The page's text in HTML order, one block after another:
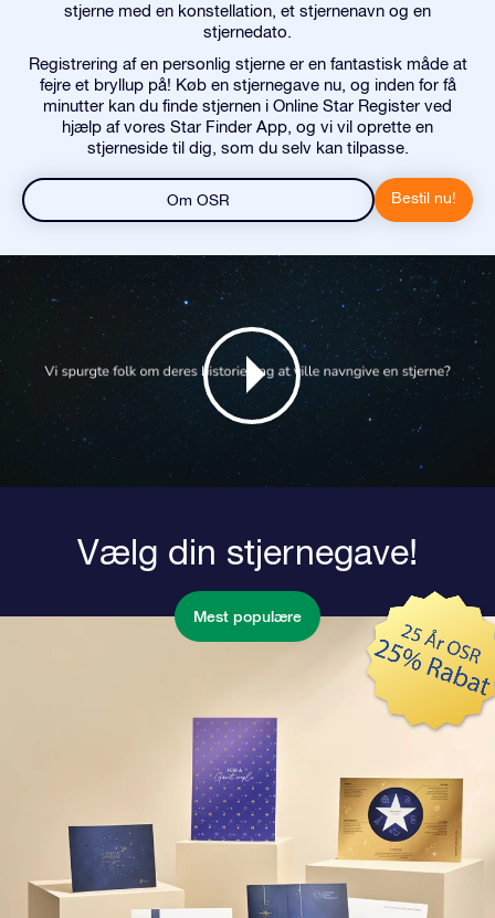
stjerne med en konstellation, et stjernenavn og en
stjernedato.
Registrering af en personlig stjerne er en fantastisk måde at
fejre et bryllup på! Køb en stjernegave nu, og inden for få
minutter kan du finde stjernen i Online Star Register ved
hjælp af vores Star Finder App, og vi vil oprette en
stjerneside til dig, som du selv kan tilpasse.
Om OSR Bestil nu!
Vælg din stjernegave!
Mest populære